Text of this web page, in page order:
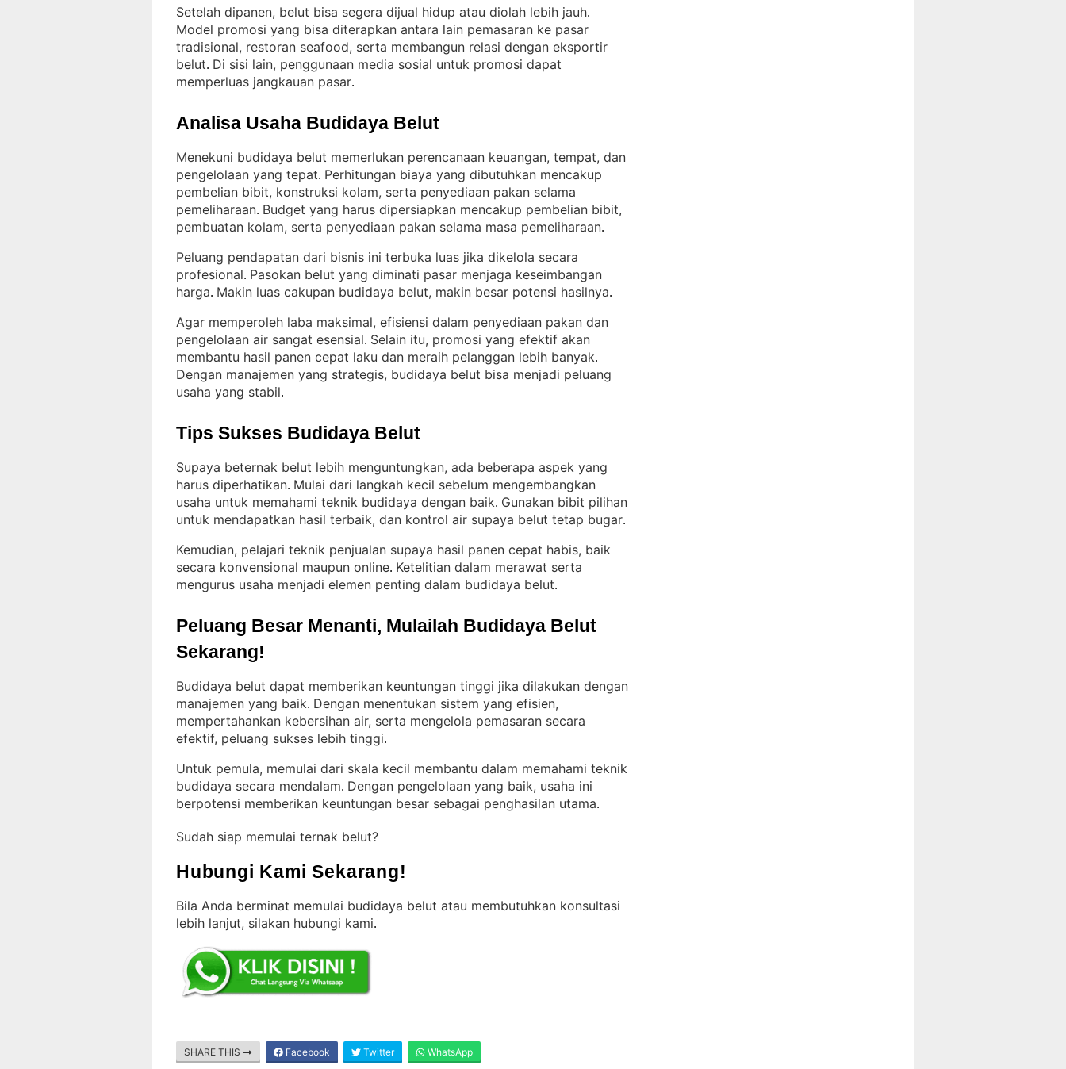
Setelah dipanen, belut bisa segera dijual hidup atau diolah lebih jauh
Model promosi yang bisa diterapkan antara lain pemasaran ke pasar
tradisional, restoran seafood, serta membangun relasi dengan eksportir
belut. Di sisi lain, penggunaan media sosial untuk promosi dapat
memperluas jangkauan pasar.
Analisa Usaha Budidaya Belut
Menekuni budidaya belut memerlukan perencanaan keuangan, tempat, dan
pengelolaan yang tepat. Perhitungan biaya yang dibutuhkan mencakup
pembelian bibit, konstruksi kolam, serta penyediaan pakan selama
pemeliharaan. Budget yang harus dipersiapkan mencakup pembelian bibit,
pembuatan kolam, serta penyediaan pakan selama masa pemeliharaan.
Peluang pendapatan dari bisnis ini terbuka luas jika dikelola secara
profesional. Pasokan belut yang diminati pasar menjaga keseimbangan
harga. Makin luas cakupan budidaya belut, makin besar potensi hasilnya.
Agar memperoleh laba maksimal, efisiensi dalam penyediaan pakan dan
pengelolaan air sangat esensial. Selain itu, promosi yang efektif akan
membantu hasil panen cepat laku dan meraih pelanggan lebih banyak
Dengan manajemen yang strategis, budidaya belut bisa menjadi peluang
usaha yang stabil.
Tips Sukses Budidaya Belut
Supaya beternak belut lebih menguntungkan, ada beberapa aspek yang
harus diperhatikan. Mulai dari langkah kecil sebelum mengembangkan
usaha untuk memahami teknik budidaya dengan baik. Gunakan bibit pilihan
untuk mendapatkan hasil terbaik, dan kontrol air supaya belut tetap bugar.
Kemudian, pelajari teknik penjualan supaya hasil panen cepat habis, baik
secara konvensional maupun online. Ketelitian dalam merawat serta
mengurus usaha menjadi elemen penting dalam budidaya belut.
Peluang Besar Menanti, Mulailah Budidaya Belut
Sekarang!
Budidaya belut dapat memberikan keuntungan tinggi jika dilakukan dengan
manajemen yang baik. Dengan menentukan sistem yang efisien,
mempertahankan kebersihan air, serta mengelola pemasaran secara
efektif, peluang sukses lebih tinggi.
Untuk pemula, memulai dari skala kecil membantu dalam memahami teknik
budidaya secara mendalam. Dengan pengelolaan yang baik, usaha ini
berpotensi memberikan keuntungan besar sebagai penghasilan utama.
Sudah siap memulai ternak belut?
Hubungi Kami Sekarang!
Bila Anda berminat memulai budidaya belut atau membutuhkan konsultasi
lebih lanjut, silakan hubungi kami.
SHARE THIS Facebook Twitter WhatsApp